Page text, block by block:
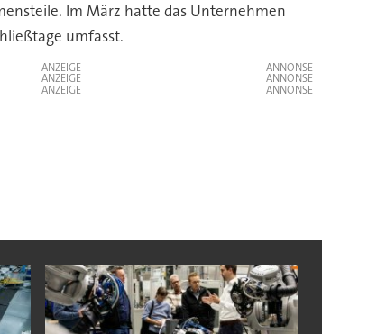
Im März hatte das Unternehmen
umfasst.
ANZEIGE
ANZEIGE
ANZEIGE